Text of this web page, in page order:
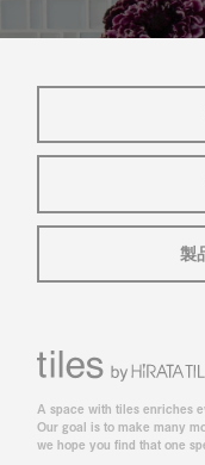
製
A space with tiles enriches
Our goal is to make many
we hope you find that one